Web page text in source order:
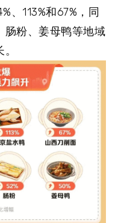
、113%和67%，同
肠粉、姜母鸭等地域